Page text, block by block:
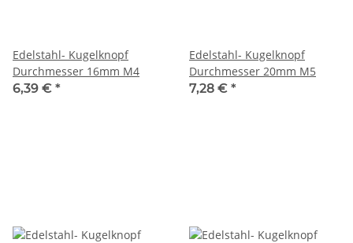
Edelstahl- Kugelknopf
Durchmesser 16mm M4
6,39 € *
Edelstahl- Kugelknopf
Durchmesser 20mm M5
7,28 € *